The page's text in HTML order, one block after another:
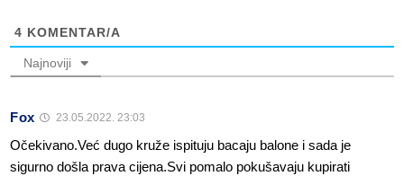
4 KOMENTAR/A
Najnoviji
Fox 23.05.2022. 23:03
Očekivano.Već dugo kruže ispituju bacaju balone i sada je
sigurno došla prava cijena.Svi pomalo pokušavaju kupirati